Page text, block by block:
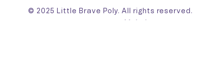
© 2025 Little Brave Poly. All rights reserved.